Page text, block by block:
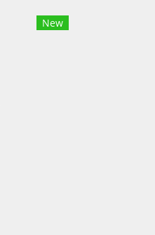
New